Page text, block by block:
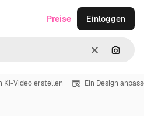
LöschenNach
Preise Einloggen
KI-Video erstellen Ein Design